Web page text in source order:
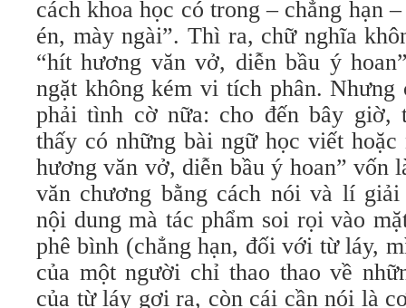
cách khoa học có trong – chẳng hạn
én, mày ngài”. Thì ra, chữ nghĩa
“hít hương văn vở, diễn bầu ý
ngặt không kém vi tích phân.
phải tình cờ nữa: cho đến bây giờ,
thấy có những bài ngữ học viết
hương văn vở, diễn bầu ý hoan” vốn
văn chương bằng cách nói và lí
nội dung mà tác phẩm soi rọi vào
phê bình (chẳng hạn, đối với từ láy,
của một người chỉ thao thao về
của từ láy gợi ra, còn cái cần nói là